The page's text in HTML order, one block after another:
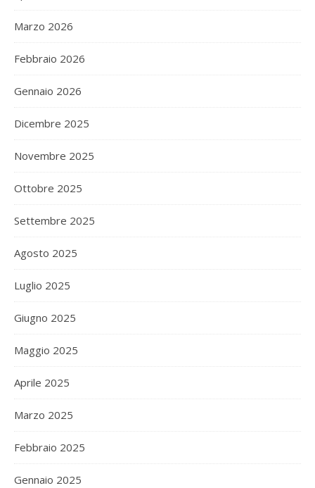
Marzo 2026
Febbraio 2026
Gennaio 2026
Dicembre 2025
Novembre 2025
Ottobre 2025
Settembre 2025
Agosto 2025
Luglio 2025
Giugno 2025
Maggio 2025
Aprile 2025
Marzo 2025
Febbraio 2025
Gennaio 2025